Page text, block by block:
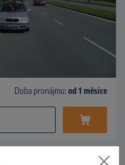
Doba pronájmu: od 1 měsíce